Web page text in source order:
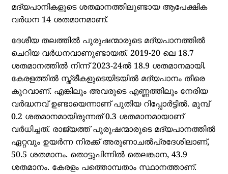
മദ്യപാനികളുടെ ശതമാനത്തിലുണ്ടായ ആപേക്ഷിക
വര്‍ധന 14 ശതമാനമാണ്.
ദേശീയ തലത്തില്‍ പുരുഷന്മാരുടെ മദ്യപാനത്തില്‍
ചെറിയ വര്‍ധനവാണുണ്ടായത്. 2019-20 ലെ 18.7
ശതമാനത്തില്‍ നിന്ന് 2023-24ല്‍ 18.9 ശതമാനമായി.
കേരളത്തില്‍ സ്ത്രീകളുടെയിടയില്‍ മദ്യപാനം തീരെ
കുറവാണ്. എങ്കിലും അവരുടെ എണ്ണത്തിലും നേരിയ
വര്‍ദ്ധനവ് ഉണ്ടായെന്നാണ് പുതിയ റിപ്പോര്‍ട്ടില്‍. മുമ്പ്
0.2 ശതമാനമായിരുന്നത് 0.3 ശതമാനമായാണ്
വര്‍ധിച്ചത്. രാജ്യത്ത് പുരുഷന്മാരുടെ മദ്യപാനത്തില്‍
ഏറ്റവും ഉയര്‍ന്ന നിരക്ക് അരുണാചല്‍പ്രദേശിലാണ്,
50.5 ശതമാനം. തൊട്ടുപിന്നില്‍ തെലങ്കാന, 43.9
ശതമാനം. കേരളം പത്തൊമ്പതാം സ്ഥാനത്താണ്.